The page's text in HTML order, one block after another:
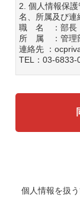
2. 個人情報保
名、所属及び連
職 名 ：部長
所 属 ：管理
連絡先 ：
TEL：03-6833-
広告配信の効率
を、ハッシュ
で、広告配信
す。提供した
ライバシーポ
5. 個人情報の
個人情報を扱